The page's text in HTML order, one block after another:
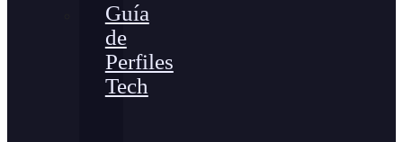
Guía
de
Perfiles
Tech